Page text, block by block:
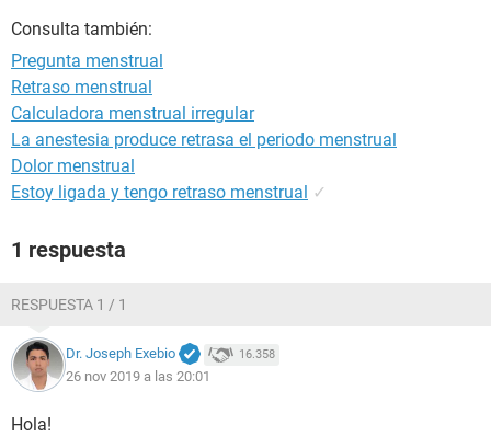
Consulta también:
Pregunta menstrual
Retraso menstrual
Calculadora menstrual irregular
La anestesia produce retrasa el periodo menstrual
Dolor menstrual
Estoy ligada y tengo retraso menstrual ✓
1 respuesta
RESPUESTA 1 / 1
Dr. Joseph Exebio 16.358
26 nov 2019 a las 20:01
Hola!